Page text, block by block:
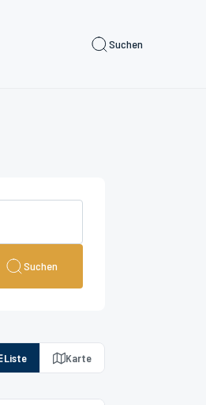
Suchen
Suchen
Liste Karte